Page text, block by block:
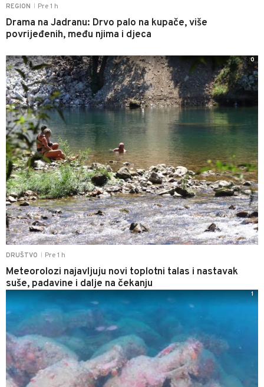
REGION Pre 1 h
Drama na Jadranu: Drvo palo na kupače, više
povrijeđenih, među njima i djeca
DRUŠTVO Pre 1 h
Meteorolozi najavljuju novi toplotni talas i nastavak
suše, padavine i dalje na čekanju
0
1